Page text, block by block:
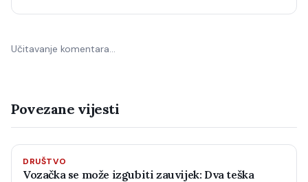
Učitavanje komentara…
Povezane vijesti
DRUŠTVO
Vozačka se može izgubiti zauvijek: Dva teška